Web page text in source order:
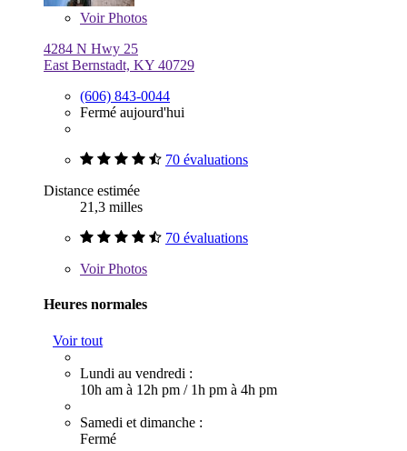
VoirPhotos
4284 N Hwy 25
East Bernstadt, KY 40729
(606) 843-0044
Fermé aujourd'hui
70 évaluations
Distance estimée
21,3 milles
70 évaluations
VoirPhotos
Heures normales
Voir tout
Lundi au vendredi :
10h am à 12h pm / 1h pm à 4h pm
Samedi et dimanche :
Fermé